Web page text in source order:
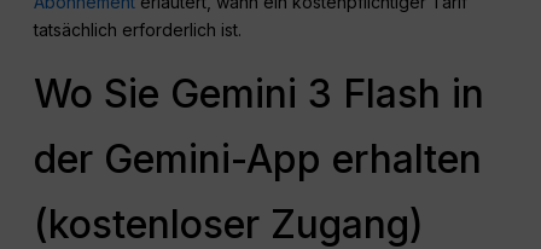
tatsächlich erforderlich ist.
Wo Sie Gemini 3 Flash in
der Gemini-App erhalten
(kostenloser Zugang)